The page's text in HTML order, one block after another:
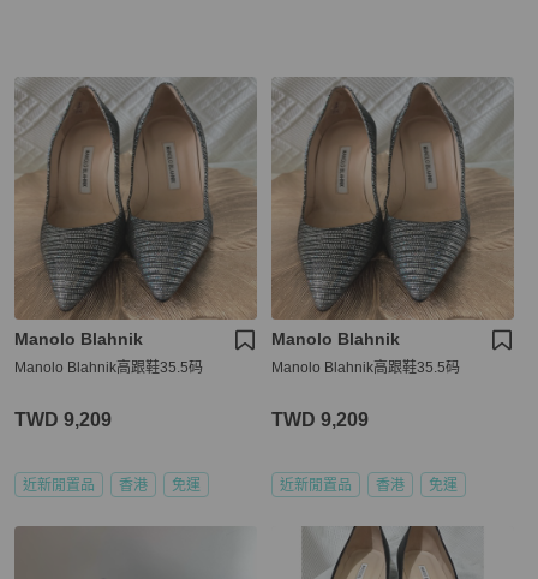
Manolo Blahnik
Manolo Blahnik高跟鞋35.5码
TWD 9,209
近新閒置品 香港 免運
Manolo Blahnik
Manolo Blahnik高跟鞋35.5码
TWD 9,209
近新閒置品 香港 免運